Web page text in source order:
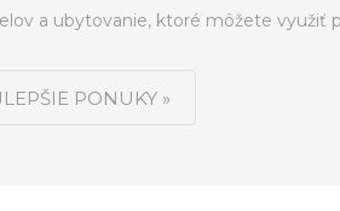
a ubytovanie, ktoré môžete využiť
PONUKY »